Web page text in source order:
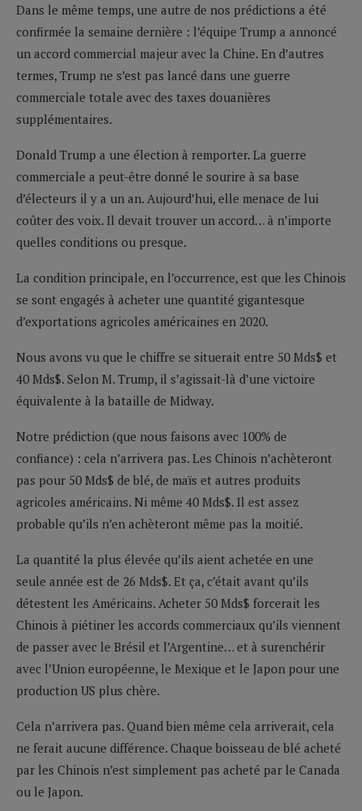
Dans le même temps, une autre de nos prédictions a été
confirmée la semaine dernière : l’équipe Trump a annoncé
un accord commercial majeur avec la Chine. En d’autres
termes, Trump ne s’est pas lancé dans une guerre
commerciale totale avec des taxes douanières
supplémentaires.
Donald Trump a une élection à remporter. La guerre
commerciale a peut-être donné le sourire à sa base
d’électeurs il y a un an. Aujourd’hui, elle menace de lui
coûter des voix. Il devait trouver un accord… à n’importe
quelles conditions ou presque.
La condition principale, en l’occurrence, est que les Chinois
se sont engagés à acheter une quantité gigantesque
d’exportations agricoles américaines en 2020.
Nous avons vu que le chiffre se situerait entre 50 Mds$ et
40 Mds$. Selon M. Trump, il s’agissait-là d’une victoire
équivalente à la bataille de Midway.
Notre prédiction (que nous faisons avec 100% de
confiance) : cela n’arrivera pas. Les Chinois n’achèteront
pas pour 50 Mds$ de blé, de maïs et autres produits
agricoles américains. Ni même 40 Mds$. Il est assez
probable qu’ils n’en achèteront même pas la moitié.
La quantité la plus élevée qu’ils aient achetée en une
seule année est de 26 Mds$. Et ça, c’était avant qu’ils
détestent les Américains. Acheter 50 Mds$ forcerait les
Chinois à piétiner les accords commerciaux qu’ils viennent
de passer avec le Brésil et l’Argentine… et à surenchérir
avec l’Union européenne, le Mexique et le Japon pour une
production US plus chère.
Cela n’arrivera pas. Quand bien même cela arriverait, cela
ne ferait aucune différence. Chaque boisseau de blé acheté
par les Chinois n’est simplement pas acheté par le Canada
ou le Japon.